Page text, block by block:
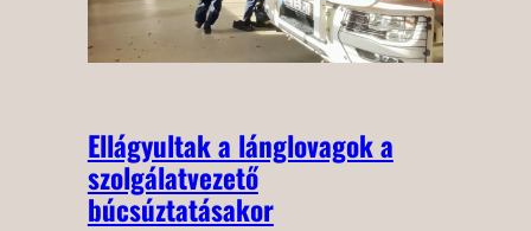
Ellágyultak a lánglovagok a
szolgálatvezető
búcsúztatásakor